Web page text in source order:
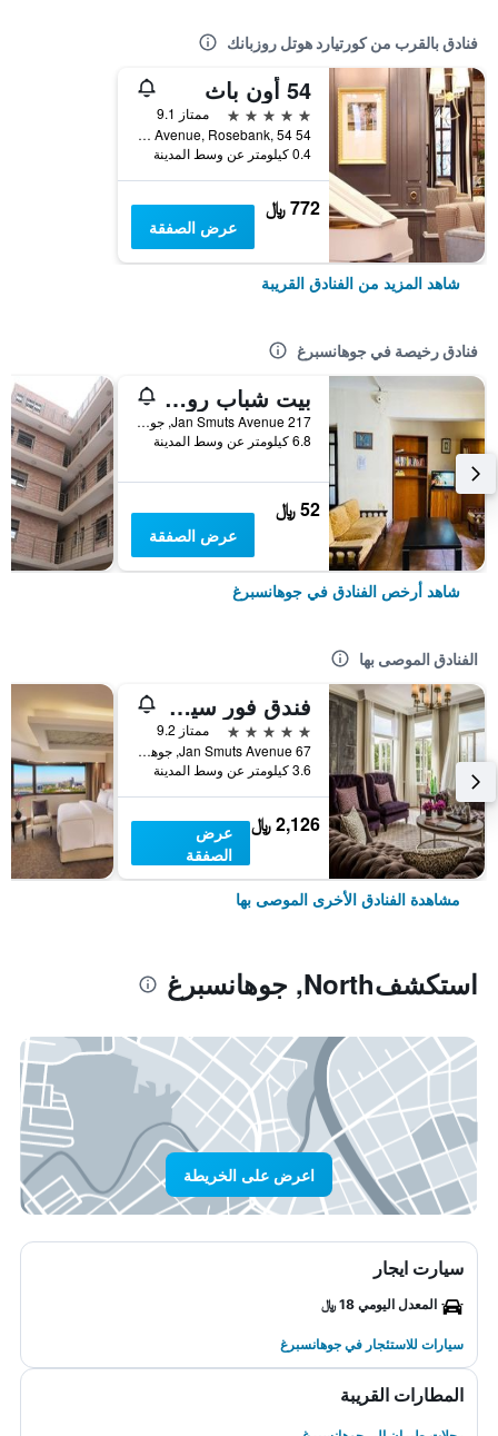
فنادق بالقرب من كورتيارد هوتل روزبانك
54 أون باث
5 نجوم
ممتاز 9.1
54 Bath Avenue, Rosebank, 54, جوهانسبرغ, محافظة غاوتينج, جنوب أفريقيا
0.4 كيلومتر عن وسط المدينة
772 ﷼
عرض الصفقة
شاهد المزيد من الفنادق القريبة
فنادق رخيصة في جوهانسبرغ
بيت شباب روزبانك
217 Jan Smuts Avenue, جوهانسبرغ, محافظة غاوتينج, جنوب أفريقيا
6.8 كيلومتر عن وسط المدينة
52 ﷼
عرض الصفقة
شاهد أرخص الفنادق في جوهانسبرغ
الفنادق الموصى بها
فندق فور سيزونز ذا وستكليف
5 نجوم
ممتاز 9.2
67 Jan Smuts Avenue, جوهانسبرغ, محافظة غاوتينج, جنوب أفريقيا
3.6 كيلومتر عن وسط المدينة
2,126 ﷼
عرض
الصفقة
مشاهدة الفنادق الأخرى الموصى بها
استكشفNorth, جوهانسبرغ
اعرض على الخريطة
سيارت ايجار
المعدل اليومي 18 ﷼
سيارات للاستئجار في جوهانسبرغ
المطارات القريبة